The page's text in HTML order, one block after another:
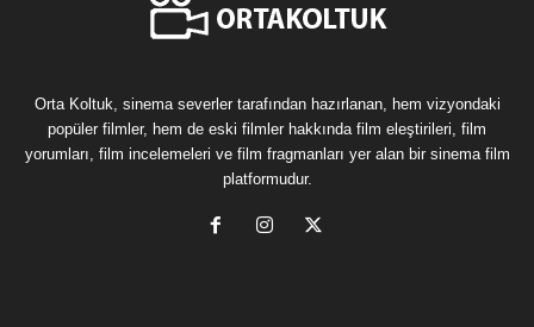
Orta Koltuk, sinema severler tarafından hazırlanan, hem vizyondaki
popüler filmler, hem de eski filmler hakkında film eleştirileri, film
yorumları, film incelemeleri ve film fragmanları yer alan bir sinema film
platformudur.